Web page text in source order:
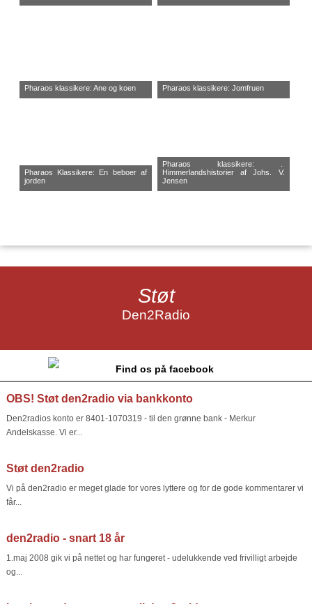
Pharaos klassikere: Ane og koen Pharaos klassikere: Jomfruen
Pharaos Klassikere: En beboer af
jorden
Pharaos klassikere: .
Himmerlandshistorier af Johs. V.
Jensen
Støt
Den2Radio
Find os på facebook
OBS! Støt den2radio via bankkonto
Den2radios konto er 8401-1070319 - til den grønne bank - Merkur
Andelskasse. Vi er...
Støt den2radio
Vi på den2radio er meget glade for vores lyttere og for de gode kommentarer vi
får...
den2radio - snart 18 år
1.maj 2008 gik vi på nettet og har fungeret - udelukkende ved frivilligt arbejde
og...